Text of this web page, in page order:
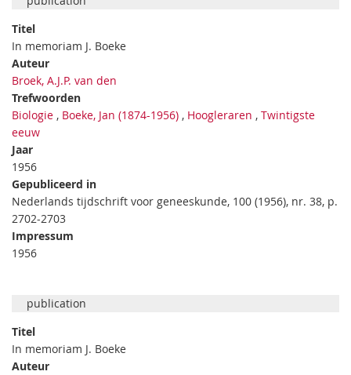
Titel
In memoriam J. Boeke
Auteur
Broek, A.J.P. van den
Trefwoorden
Biologie , Boeke, Jan (1874-1956) , Hoogleraren , Twintigste
eeuw
Jaar
1956
Gepubliceerd in
Nederlands tijdschrift voor geneeskunde, 100 (1956), nr. 38, p.
2702-2703
Impressum
1956
publication
Titel
In memoriam J. Boeke
Auteur